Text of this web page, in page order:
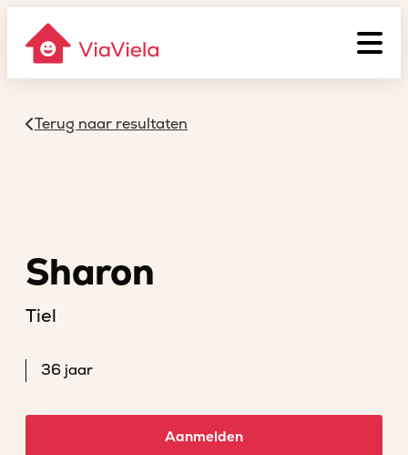
Terug naar resultaten
Sharon
Tiel
36 jaar
Aanmelden